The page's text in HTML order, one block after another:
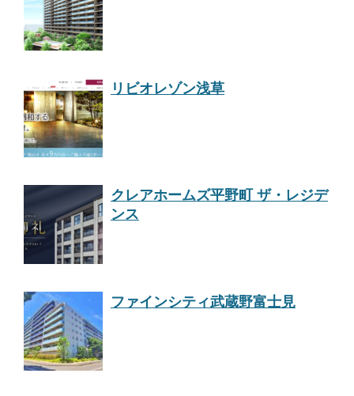
リビオレゾン浅草
クレアホームズ平野町 ザ・レジデ
ンス
ファインシティ武蔵野富士見